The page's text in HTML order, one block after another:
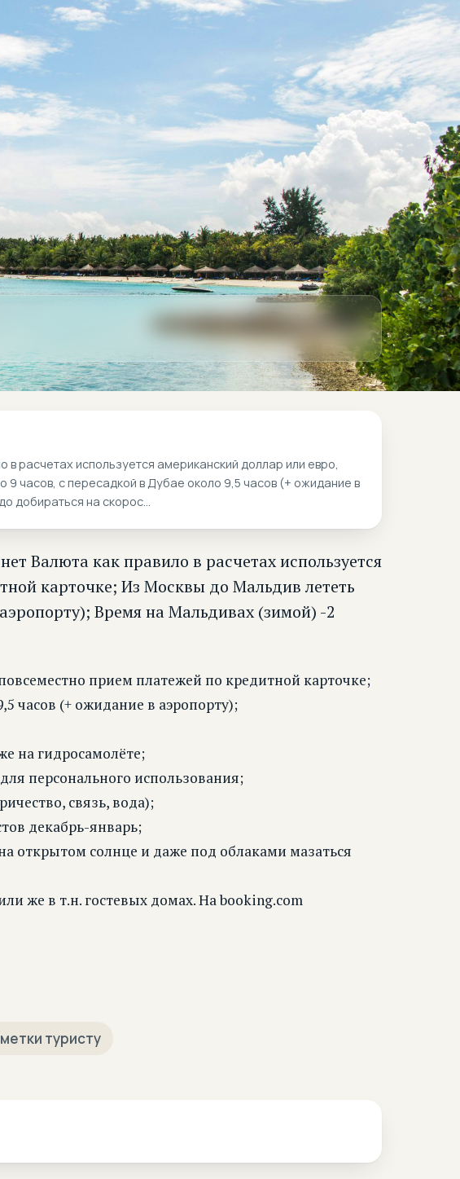
расчетах используется американский доллар или евро,
часов, с пересадкой в Дубае около 9,5 часов (+ ожидание в
добираться на скорос...
Валюта как правило в расчетах используется
карточке; Из Москвы до Мальдив лететь
Время на Мальдивах (зимой) -2
прием платежей по кредитной карточке;
часов (+ ожидание в аэропорту);
на гидросамолёте;
персонального использования;
связь, вода);
декабрь-январь;
открытом солнце и даже под облаками мазаться
же в т.н. гостевых домах. На booking.com
туристу